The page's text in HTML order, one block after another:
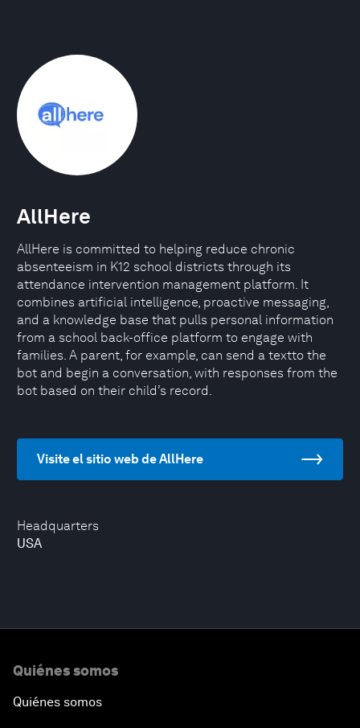
Headquarters
USA
AllHere
AllHere is committed to helping reduce chronic
absenteeism in K12 school districts through its
attendance intervention management platform. It
combines artificial intelligence, proactive messaging,
and a knowledge base that pulls personal information
from a school back-office platform to engage with
families. A parent, for example, can send a textto the
bot and begin a conversation, with responses from the
bot based on their child’s record.
Visite el sitio web de AllHere
Quiénes somos
Quiénes somos